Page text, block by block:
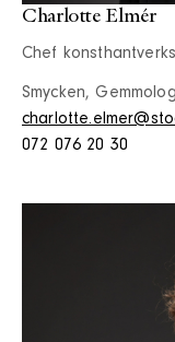
Charlotte Elmér
Chef
Smycken,
072 076 20 30